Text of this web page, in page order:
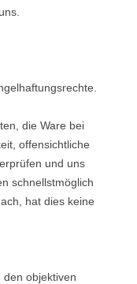
die Ware bei
offensichtliche
und uns
schnellstmöglich
hat dies keine
den objektiven